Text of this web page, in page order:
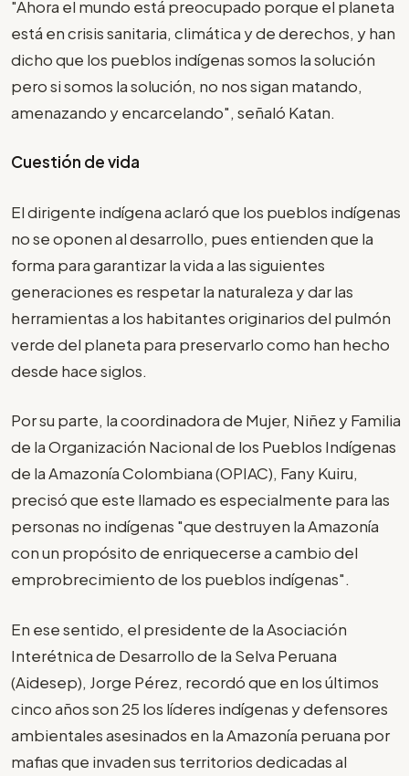
"Ahora el mundo está preocupado porque el planeta
está en crisis sanitaria, climática y de derechos, y han
dicho que los pueblos indígenas somos la solución
pero si somos la solución, no nos sigan matando,
amenazando y encarcelando", señaló Katan.
Cuestión de vida
El dirigente indígena aclaró que los pueblos indígenas
no se oponen al desarrollo, pues entienden que la
forma para garantizar la vida a las siguientes
generaciones es respetar la naturaleza y dar las
herramientas a los habitantes originarios del pulmón
verde del planeta para preservarlo como han hecho
desde hace siglos.
Por su parte, la coordinadora de Mujer, Niñez y Familia
de la Organización Nacional de los Pueblos Indígenas
de la Amazonía Colombiana (OPIAC), Fany Kuiru,
precisó que este llamado es especialmente para las
personas no indígenas "que destruyen la Amazonía
con un propósito de enriquecerse a cambio del
emprobrecimiento de los pueblos indígenas".
En ese sentido, el presidente de la Asociación
Interétnica de Desarrollo de la Selva Peruana
(Aidesep), Jorge Pérez, recordó que en los últimos
cinco años son 25 los líderes indígenas y defensores
ambientales asesinados en la Amazonía peruana por
mafias que invaden sus territorios dedicadas al